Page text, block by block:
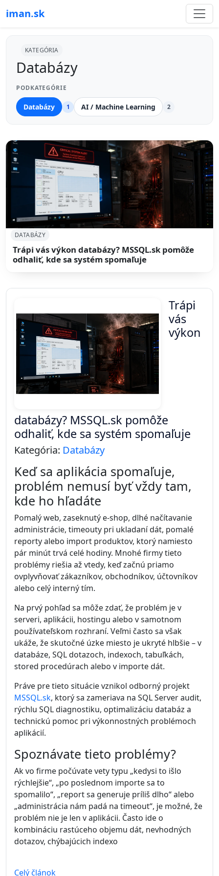
iman.sk
KATEGÓRIA
Databázy
PODKATEGÓRIE
Databázy 1 AI / Machine Learning 2
DATABÁZY
Trápi vás výkon databázy? MSSQL.sk pomôže
odhaliť, kde sa systém spomaľuje
Trápi
vás
výkon
databázy? MSSQL.sk pomôže
odhaliť, kde sa systém spomaľuje
Kategória: Databázy
Keď sa aplikácia spomaľuje,
problém nemusí byť vždy tam,
kde ho hľadáte
Pomalý web, zaseknutý e-shop, dlhé načítavanie
administrácie, timeouty pri ukladaní dát, pomalé
reporty alebo import produktov, ktorý namiesto
pár minút trvá celé hodiny. Mnohé firmy tieto
problémy riešia až vtedy, keď začnú priamo
ovplyvňovať zákazníkov, obchodníkov, účtovníkov
alebo celý interný tím.
Na prvý pohľad sa môže zdať, že problém je v
serveri, aplikácii, hostingu alebo v samotnom
používateľskom rozhraní. Veľmi často sa však
ukáže, že skutočné úzke miesto je ukryté hlbšie – v
databáze, SQL dotazoch, indexoch, tabuľkách,
stored procedúrach alebo v importe dát.
Práve pre tieto situácie vznikol odborný projekt
MSSQL.sk, ktorý sa zameriava na SQL Server audit,
rýchlu SQL diagnostiku, optimalizáciu databáz a
technickú pomoc pri výkonnostných problémoch
aplikácií.
Spoznávate tieto problémy?
Ak vo firme počúvate vety typu „kedysi to išlo
rýchlejšie“, „po poslednom importe sa to
spomalilo“, „report sa generuje príliš dlho“ alebo
„administrácia nám padá na timeout“, je možné, že
problém nie je len v aplikácii. Často ide o
kombináciu rastúceho objemu dát, nevhodných
dotazov, chýbajúcich indexo
Celý článok